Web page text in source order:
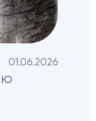
01.06.2026